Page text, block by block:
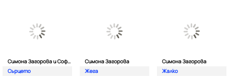
Симона Загорова и Софи Маринова
Сърцето
Симона Загорова
Жега
Симона Загорова
Жалко